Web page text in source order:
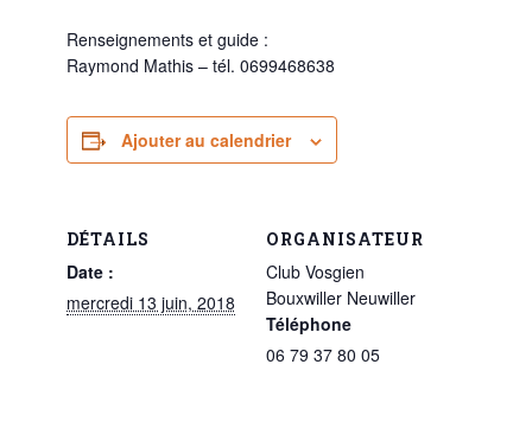
Renseignements et guide :
Raymond Mathis – tél. 0699468638
Ajouter au calendrier
DÉTAILS
Date :
mercredi 13 juin, 2018
ORGANISATEUR
Club Vosgien
Bouxwiller Neuwiller
Téléphone
06 79 37 80 05